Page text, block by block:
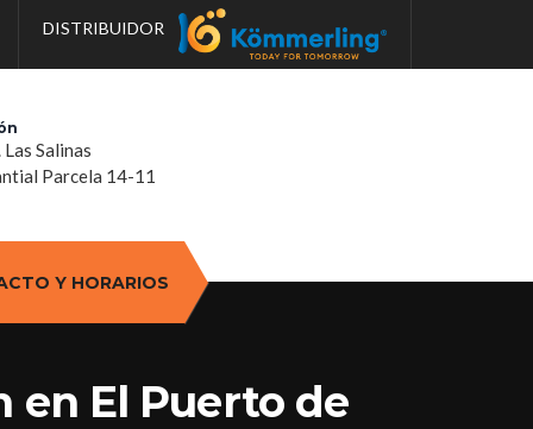
DISTRIBUIDOR
Las Salinas
Parcela 14-11
Y HORARIOS
en El Puerto de